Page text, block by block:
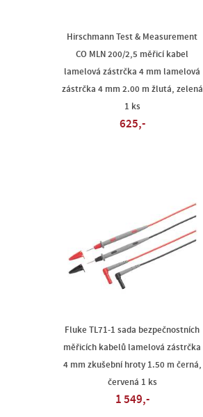
Hirschmann Test & Measurement
CO MLN 200/2,5 měřicí kabel
lamelová zástrčka 4 mm lamelová
zástrčka 4 mm 2.00 m žlutá, zelená
1 ks
625,-
Fluke TL71-1 sada bezpečnostních
měřicích kabelů lamelová zástrčka
4 mm zkušební hroty 1.50 m černá,
červená 1 ks
1 549,-